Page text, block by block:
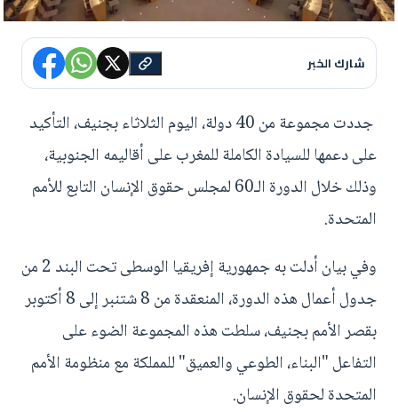
شارك الخبر
جددت مجموعة من 40 دولة، اليوم الثلاثاء بجنيف، التأكيد
على دعمها للسيادة الكاملة للمغرب على أقاليمه الجنوبية،
وذلك خلال الدورة الـ60 لمجلس حقوق الإنسان التابع للأمم
المتحدة.
وفي بيان أدلت به جمهورية إفريقيا الوسطى تحت البند 2 من
جدول أعمال هذه الدورة، المنعقدة من 8 شتنبر إلى 8 أكتوبر
بقصر الأمم بجنيف، سلطت هذه المجموعة الضوء على
التفاعل "البناء، الطوعي والعميق" للمملكة مع منظومة الأمم
المتحدة لحقوق الإنسان.